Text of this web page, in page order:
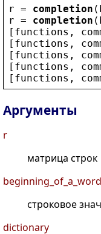
r = completion (
r = completion (
[ functions ,
[ functions ,
[ functions ,
[ functions ,
[ functions ,
Аргументы
r
матрица строк
beginning_of_a_word
строковое
dictionary